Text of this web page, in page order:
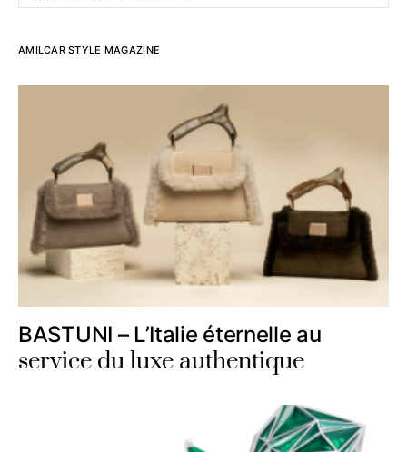
AMILCAR STYLE MAGAZINE
BASTUNI – L’Italie éternelle au
service du luxe authentique